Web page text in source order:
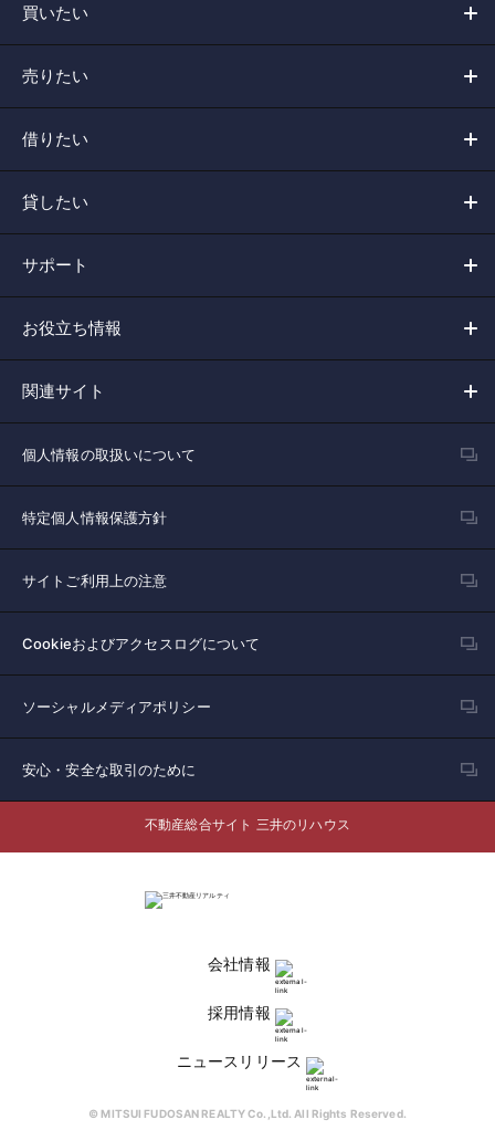
買いたい
売りたい
借りたい
貸したい
サポート
お役立ち情報
関連サイト
個人情報の取扱いについて
特定個人情報保護方針
サイトご利用上の注意
Cookieおよびアクセスログについて
ソーシャルメディアポリシー
安心・安全な取引のために
不動産総合サイト 三井のリハウス
会社情報
採用情報
ニュースリリース
© MITSUI FUDOSAN REALTY Co.,Ltd. All Rights Reserved.